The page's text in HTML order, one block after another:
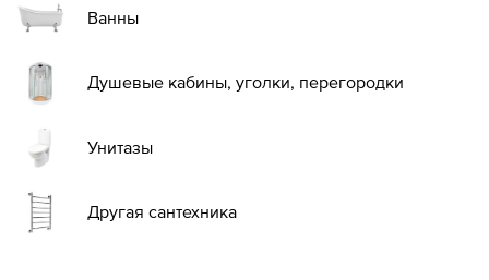
Ванны
Душевые кабины, уголки, перегородки
Унитазы
Другая сантехника